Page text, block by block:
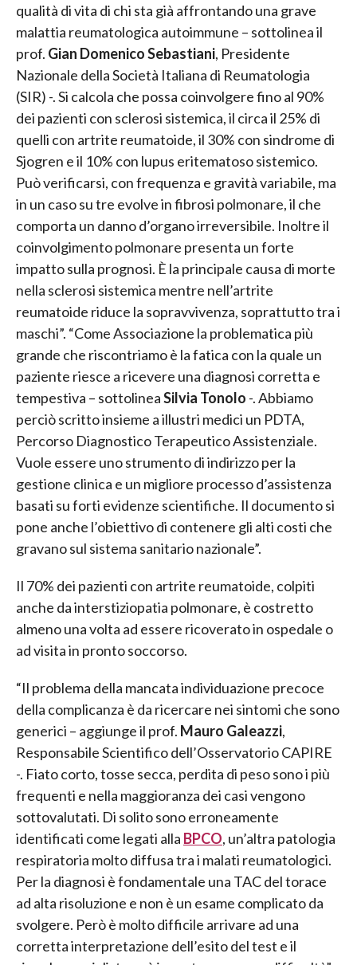
qualità di vita di chi sta già affrontando una grave
malattia reumatologica autoimmune – sottolinea il
prof. Gian Domenico Sebastiani, Presidente
Nazionale della Società Italiana di Reumatologia
(SIR) -. Si calcola che possa coinvolgere fino al 90%
dei pazienti con sclerosi sistemica, il circa il 25% di
quelli con artrite reumatoide, il 30% con sindrome di
Sjogren e il 10% con lupus eritematoso sistemico.
Può verificarsi, con frequenza e gravità variabile, ma
in un caso su tre evolve in fibrosi polmonare, il che
comporta un danno d’organo irreversibile. Inoltre il
coinvolgimento polmonare presenta un forte
impatto sulla prognosi. È la principale causa di morte
nella sclerosi sistemica mentre nell’artrite
reumatoide riduce la sopravvivenza, soprattutto tra i
maschi”. “Come Associazione la problematica più
grande che riscontriamo è la fatica con la quale un
paziente riesce a ricevere una diagnosi corretta e
tempestiva – sottolineaSilvia Tonolo -. Abbiamo
perciò scritto insieme a illustri medici un PDTA,
Percorso Diagnostico Terapeutico Assistenziale.
Vuole essere uno strumento di indirizzo per la
gestione clinica e un migliore processo d’assistenza
basati su forti evidenze scientifiche. Il documento si
pone anche l’obiettivo di contenere gli alti costi che
gravano sul sistema sanitario nazionale”.
Il 70% dei pazienti con artrite reumatoide, colpiti
anche da interstiziopatia polmonare, è costretto
almeno una volta ad essere ricoverato in ospedale o
ad visita in pronto soccorso.
“Il problema della mancata individuazione precoce
della complicanza è da ricercare nei sintomi che sono
generici – aggiunge il prof. Mauro Galeazzi,
Responsabile Scientifico dell’Osservatorio CAPIRE
-. Fiato corto, tosse secca, perdita di peso sono i più
frequenti e nella maggioranza dei casi vengono
sottovalutati. Di solito sono erroneamente
identificati come legati alla BPCO, un’altra patologia
respiratoria molto diffusa tra i malati reumatologici.
Per la diagnosi è fondamentale una TAC del torace
ad alta risoluzione e non è un esame complicato da
svolgere. Però è molto difficile arrivare ad una
corretta interpretazione dell’esito del test e il